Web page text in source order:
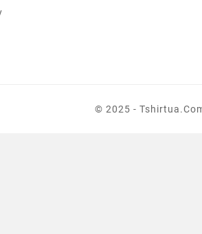
© 2025 -